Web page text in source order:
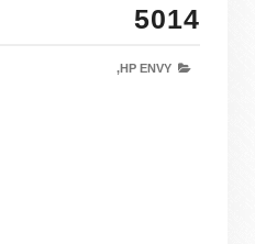
5014
HP ENVY,